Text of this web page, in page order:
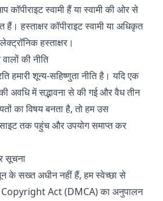
स्वामी हैं या स्वामी की ओर से
हस्ताक्षर कॉपीराइट स्वामी या अधिकृत
हस्ताक्षर।
की नीति
हमारी शून्य-सहिष्णुता नीति है। यदि एक
अवधि में सद्भावना से की गई और वैध तीन
का विषय बनता है, तो हम उस
तक पहुंच और उपयोग समाप्त कर
सूचना
के सख्त अधीन नहीं हैं, हम स्वेच्छा से
Act (DMCA) का अनुपालन